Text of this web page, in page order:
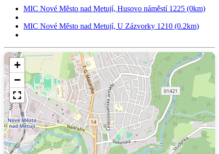
MIC Nové Město nad Metují, Husovo náměstí 1225 (0km)
MIC Nové Město nad Metují, U Zázvorky 1210 (0.2km)
+
−